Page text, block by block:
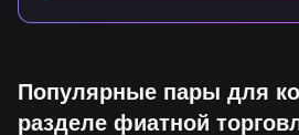
Популярные пары для
разделе фиатной